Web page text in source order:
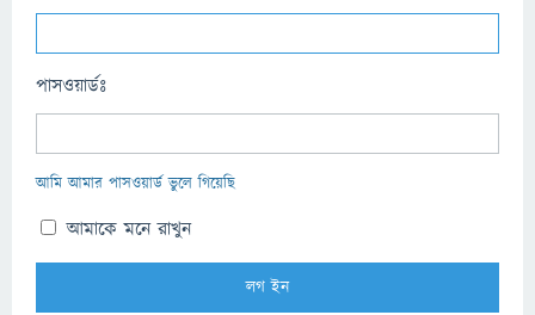
পাসওয়ার্ডঃ
আমি আমার পাসওয়ার্ড ভুলে গিয়েছি
আমাকে মনে রাখুন